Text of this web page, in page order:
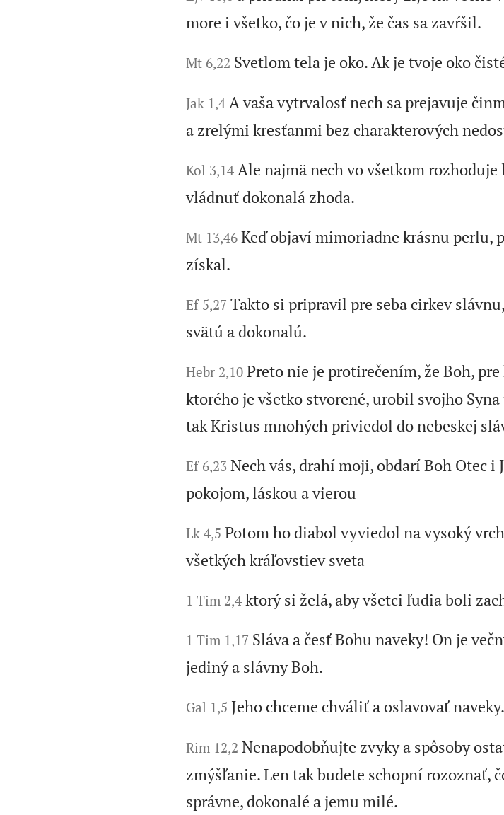
more i všetko, čo je v nich, že čas sa zavŕšil.
Mt 6,22 Svetlom tela je oko. Ak je tvoje oko
Jak 1,4 A vaša vytrvalosť nech sa prejavuje
a zrelými kresťanmi bez charakterových
Kol 3,14 Ale najmä nech vo všetkom rozhoduje
vládnuť dokonalá zhoda.
Mt 13,46 Keď objaví mimoriadne krásnu perlu,
získal.
Ef 5,27 Takto si pripravil pre seba cirkev
svätú a dokonalú.
Hebr 2,10 Preto nie je protirečením, že Boh,
ktorého je všetko stvorené, urobil svojho
tak Kristus mnohých priviedol do nebeskej
Ef 6,23 Nech vás, drahí moji, obdarí Boh Otec i
pokojom, láskou a vierou
Lk 4,5 Potom ho diabol vyviedol na vysoký
všetkých kráľovstiev sveta
1 Tim 2,4 ktorý si želá, aby všetci ľudia boli
1 Tim 1,17 Sláva a česť Bohu naveky! On je
jediný a slávny Boh.
Gal 1,5 Jeho chceme chváliť a oslavovať naveky.
Rim 12,2 Nenapodobňujte zvyky a spôsoby
zmýšľanie. Len tak budete schopní rozoznať,
správne, dokonalé a jemu milé.